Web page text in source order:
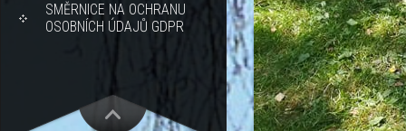
SMĚRNICE NA OCHRANU
OSOBNÍCH ÚDAJŮ GDPR